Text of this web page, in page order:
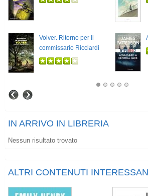
Volver. Ritorno per il
commissario Ricciardi
IN ARRIVO IN LIBRERIA
Nessun risultato trovato
ALTRI CONTENUTI